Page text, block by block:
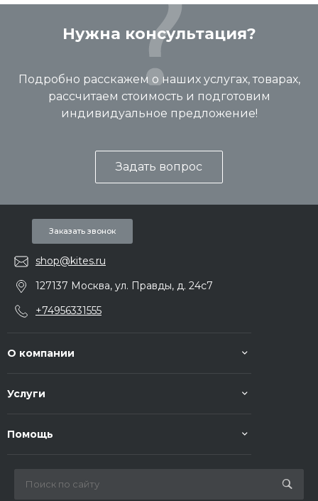
Нужна консультация?
Подробно расскажем о наших услугах, товарах,
рассчитаем стоимость и подготовим
индивидуальное предложение!
Задать вопрос
Заказать звонок
shop@kites.ru
127137 Москва, ул. Правды, д. 24с7
+74956331555
О компании
Услуги
Помощь